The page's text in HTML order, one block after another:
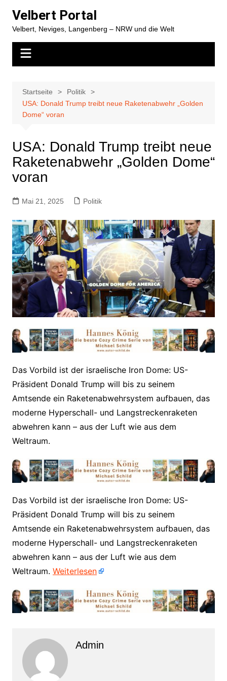
Inhalt
springen
Velbert Portal
Velbert, Neviges, Langenberg – NRW und die Welt
Startseite
Politik
USA: Donald Trump treibt neue Raketenabwehr „Golden
Dome“ voran
USA: Donald Trump treibt neue
Raketenabwehr „Golden Dome“
voran
Mai 21, 2025 Politik
Das Vorbild ist der israelische Iron Dome: US-
Präsident Donald Trump will bis zu seinem
Amtsende ein Raketenabwehrsystem aufbauen, das
moderne Hyperschall- und Langstreckenraketen
abwehren kann – aus der Luft wie aus dem
Weltraum.
​Das Vorbild ist der israelische Iron Dome: US-
Präsident Donald Trump will bis zu seinem
Amtsende ein Raketenabwehrsystem aufbauen, das
moderne Hyperschall- und Langstreckenraketen
abwehren kann – aus der Luft wie aus dem
Weltraum. Weiterlesen
Admin